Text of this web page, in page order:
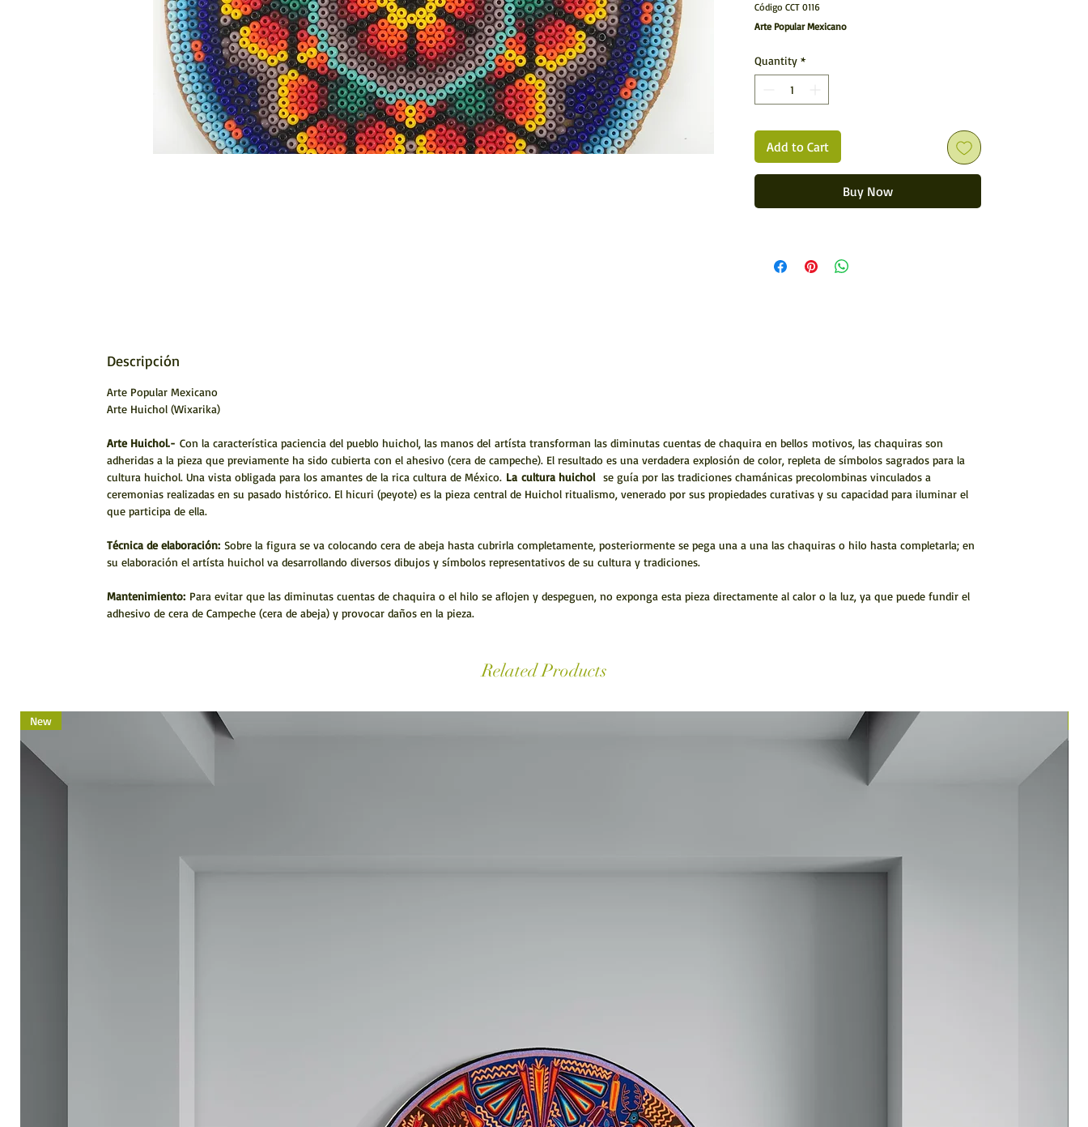
Código CCT 0116
Arte Popular Mexicano
por los huicholes y forrada con diminutas cuentas de
chaquira.
Características:
Medidas: (Largo x Ancho
x Alto)
L: 10 cms (3.93701 inches)
Forrado con chaquiras
Quantity *
Add to Cart
Buy Now
Descripción
Arte Popular Mexicano
Arte Huichol (Wixarika)
Arte Huichol.- Con la característica paciencia del pueblo huichol, las manos del artísta transforman las diminutas cuentas de chaquira en bellos motivos, las chaquiras son
adheridas a la pieza que previamente ha sido cubierta con el ahesivo (cera de campeche). El resultado es una verdadera explosión de color, repleta de símbolos sagrados para la
cultura huichol. Una vista obligada para los amantes de la rica cultura de México. La cultura huichol se guía por las tradiciones chamánicas precolombinas vinculados a
ceremonias realizadas en su pasado histórico. El hicuri (peyote) es la pieza central de Huichol ritualismo, venerado por sus propiedades curativas y su capacidad para iluminar el
que participa de ella.
Técnica de elaboración: Sobre la figura se va colocando cera de abeja hasta cubrirla completamente, posteriormente se pega una a una las chaquiras o hilo hasta completarla; en
su elaboración el artísta huichol va desarrollando diversos dibujos y símbolos representativos de su cultura y tradiciones.
Mantenimiento: Para evitar que las diminutas cuentas de chaquira o el hilo se aflojen y despeguen, no exponga esta pieza directamente al calor o la luz, ya que puede fundir el
adhesivo de cera de Campeche (cera de abeja) y provocar daños en la pieza.
Related Products
New